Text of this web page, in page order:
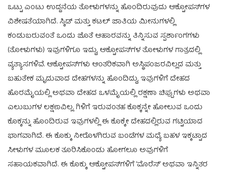
ಒಟ್ಟು ಎಂಟು ಉದ್ದನೆಯ ತೋಳುಗಳನ್ನು ಹೊಂದಿರುವುದು ಆಕ್ಟೋಪಸ್‌ಗಳ
ವಿಶೇಷತೆಯಾಗಿದೆ. ಸ್ಕಿಡ್ ಮತ್ತು ಕಟಲ್ ಜಾತಿಯ ಮೀನುಗಳಲ್ಲಿ
ಕಂಡುಬರುವಂತೆ ಒಂದು ಜೊತೆ ಆಹಾರವನ್ನು ತಿನ್ನಿಸುವ ಸ್ಪರ್ಶಾಂಗಗಳು
(ತೋಳುಗಳು) ಇವುಗಳಿಗೂ ಇದ್ದು, ಆಕ್ಟೋಪಸ್‌ಗಳ ತೋಳುಗಳ ಗಾತ್ರದಲ್ಲಿ
ವ್ಯತ್ಯಾಸಗಳಿವೆ. ಆಕ್ಟೋಪಸ್‌ಗಳು ಆಂತರಿಕವಾಗಿ ಅಸ್ಥಿಪಂಜರವಿಲ್ಲದ ಮತ್ತು
ಬಹುತೇಕ ಮೃದುವಾದ ದೇಹಗಳನ್ನು ಹೊಂದಿದ್ದು, ಇವುಗಳಿಗೆ ದೇಹದ
ಹೊರಮೈಯಲ್ಲಿ ಅಥವಾ ದೇಹದ ಒಳಮೈಯಲ್ಲಿ ರಕ್ಷಣಾ ಚಿಪ್ಪುಗಳು ಅಥವಾ
ಎಲುಬುಗಳ ಲಕ್ಷಣವಿಲ್ಲ. ಗಿಳಿಗೆ ಇರುವಂತಹ ಕೊಕ್ಕನ್ನೇ ಹೋಲುವ ಒಂದು
ಕೊಕ್ಕನ್ನು ಹೊಂದಿರುವ ಇವುಗಳಲ್ಲಿ ಈ ಕೊಕ್ಕೇ ದೇಹದಲ್ಲಿರುವ ಗಟ್ಟಿಯಾದ
ಭಾಗವಾಗಿದೆ. ಈ ಕೊಕ್ಕು ನೀರೊಳಗಿರುವ ಬಂಡೆಗಳ ಮಧ್ಯೆ ಬಹಳ ಇಕ್ಕಟ್ಟಾದ
ಸೀಳುಗಳ ಮೂಲಕ ತೂರಿಸಿಕೊಂಡು ಹೋಗಲೂ ಅವುಗಳಿಗೆ
ಸಹಾಯಕವಾಗಿದೆ. ಈ ಕೊಕ್ಕು ಆಕ್ಟೋಪಸ್‌ಗಳಿಗೆ ‘ಮೊರೆಸ್’ ಅಥವಾ ಇನ್ನಿತರ